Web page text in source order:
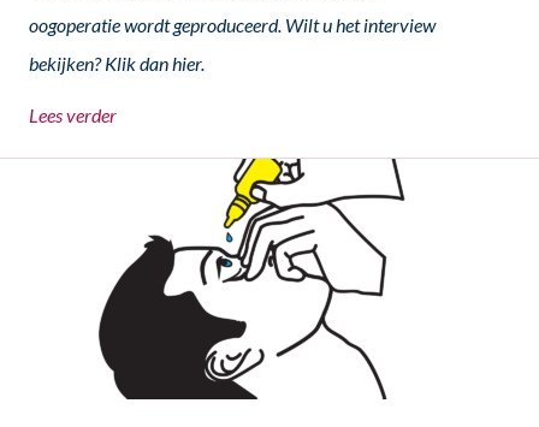
oogoperatie wordt geproduceerd. Wilt u het interview
bekijken? Klik danhier.
Lees verder